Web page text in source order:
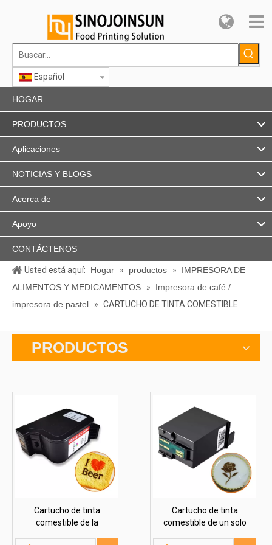
Español
HOGAR
PRODUCTOS
Aplicaciones
NOTICIAS Y BLOGS
Acerca de
Apoyo
CONTÁCTENOS
Usted está aquí: Hogar » productos »
IMPRESORA DE
ALIMENTOS Y MEDICAMENTOS
»
Impresora de café /
impresora de pastel
» CARTUCHO DE TINTA COMESTIBLE
PRODUCTOS
Cartucho de tinta
comestible de la
Cartucho de tinta
comestible de un solo